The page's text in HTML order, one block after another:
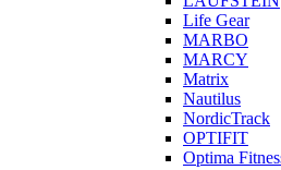
Life Gear
MARBO
MARCY
Matrix
Nautilus
NordicTrack
OPTIFIT
Optima